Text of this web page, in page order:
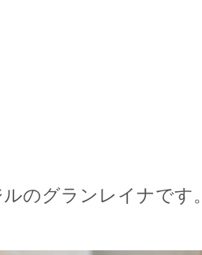
のグランレイナです。